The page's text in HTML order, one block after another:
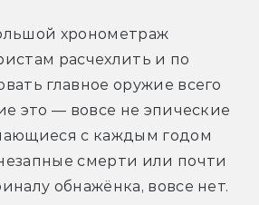
хронометраж
расчехлить и по
главное оружие всего
это — вовсе не эпические
с каждым годом
смерти или почти
обнажёнка, вовсе нет.